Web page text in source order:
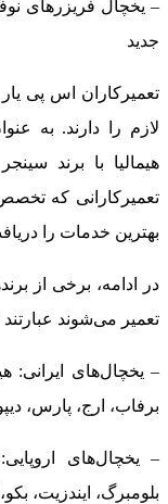
– یخچال فریزرهای
جدید
تعمیرکاران اس پی
لازم را دارند. به
هیمالیا با برند
تعمیرکارانی که
بهترین خدمات را
در ادامه، برخی از
تعمیر می‌شوند عبارتند
– یخچال‌های ایرانی:
برفاب، ارج، پارس،
– یخچال‌های
بلومبرگ، ایندزیت،